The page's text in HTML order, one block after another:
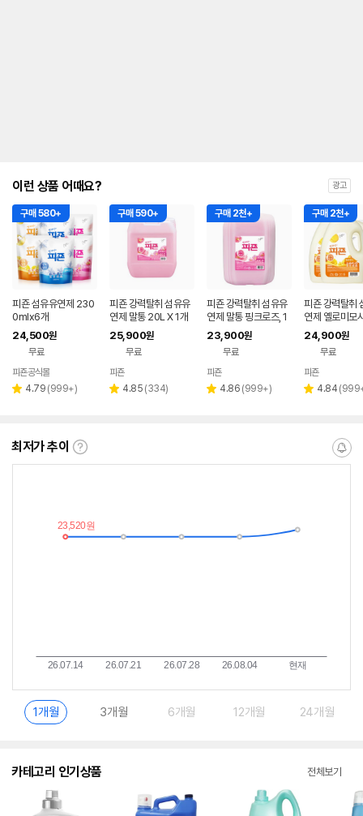
이런 상품 어때요? 광고
구매 580+
피죤 섬유유연제 230
0mlx6개
24,500원
무료
페이
피죤공식몰
별 4.79 리
(999+)
구매 590+
피죤 강력탈취 섬유유
연제 말통 20L X 1개
핑크
25,900원
무료
피죤
별 4.85 리
(334)
구매 2천+
피죤 강력탈취 섬유유
연제 말통 핑크로즈, 1
8L, 1개
23,900원
무료
피죤
별 4.86 리
(999+)
구매 2천+
피죤 강력탈취
연제 옐로미모
0ml X 4개
24,900원
무료
피죤
별 4.84 리
(
최저가 추이
최
란?
알
1개월 3개월 6개월 12개월 24개월
카테고리 인기상품 전체보기